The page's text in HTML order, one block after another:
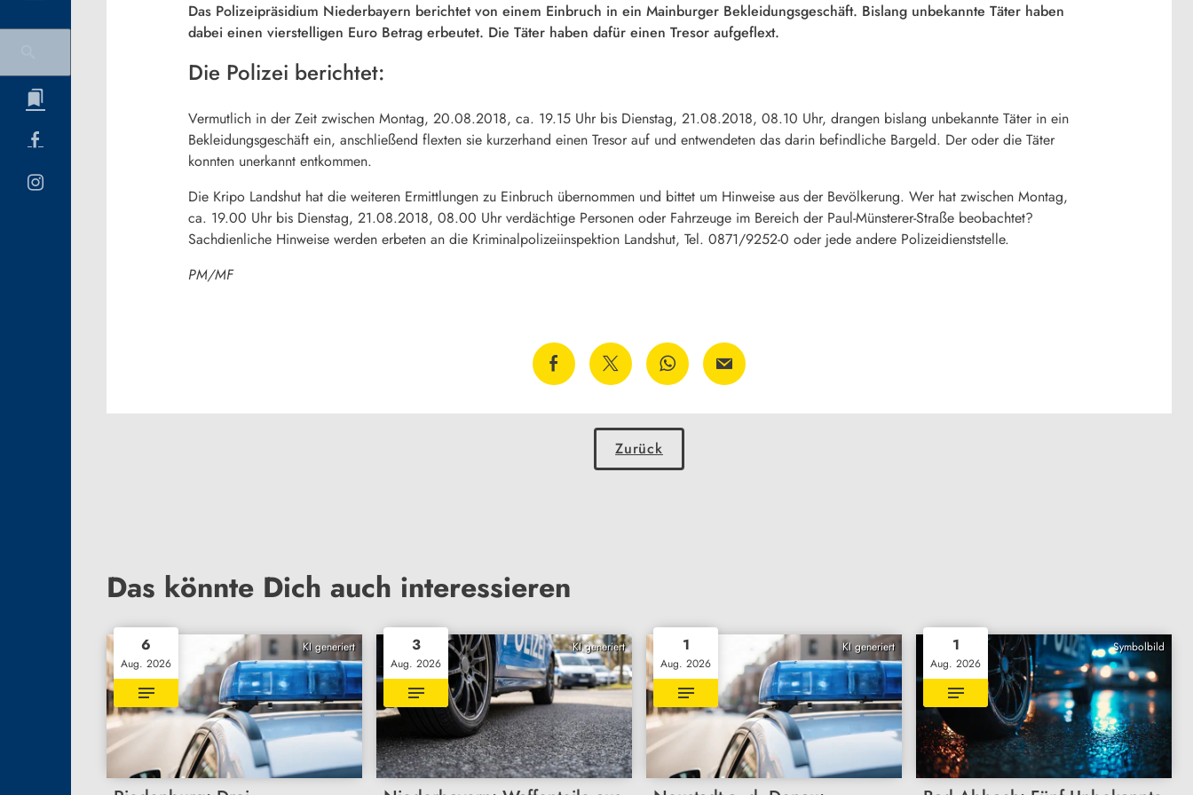
Das Polizeipräsidium Niederbayern berichtet von einem Einbruch in ein Mainburger Bekleidungsgeschäft. Bislang unbekannte Täter haben
dabei einen vierstelligen Euro Betrag erbeutet. Die Täter haben dafür einen Tresor aufgeflext.
Die Polizei berichtet:
Vermutlich in der Zeit zwischen Montag, 20.08.2018, ca. 19.15 Uhr bis Dienstag, 21.08.2018, 08.10 Uhr, drangen bislang unbekannte Täter in ein
Bekleidungsgeschäft ein, anschließend flexten sie kurzerhand einen Tresor auf und entwendeten das darin befindliche Bargeld. Der oder die Täter
konnten unerkannt entkommen.
Die Kripo Landshut hat die weiteren Ermittlungen zu Einbruch übernommen und bittet um Hinweise aus der Bevölkerung. Wer hat zwischen Montag,
ca. 19.00 Uhr bis Dienstag, 21.08.2018, 08.00 Uhr verdächtige Personen oder Fahrzeuge im Bereich der Paul-Münsterer-Straße beobachtet?
Sachdienliche Hinweise werden erbeten an die Kriminalpolizeiinspektion Landshut, Tel. 0871/9252-0 oder jede andere Polizeidienststelle.
PM/MF
Zurück
Das könnte Dich auch interessieren
KI generiert
6
Aug. 2026
KI generiert
3
Aug. 2026
KI generiert
1
Aug. 2026
Symbolbild
1
Aug. 2026